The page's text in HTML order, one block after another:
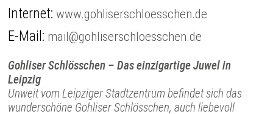
Internet:www.gohliserschloesschen.de
E-Mail: mail@gohliserschloesschen.de
Gohliser Schlösschen – Das einzigartige Juwel in
Leipzig
Unweit vom Leipziger Stadtzentrum befindet sich das
wunderschöne Gohliser Schlösschen, auch liebevoll